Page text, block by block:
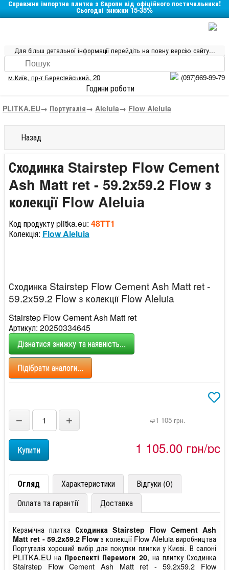
Справжня імпортна плитка з Європи від офіційного постачальника!
Сьогодні знижки 15-35%
Для більш детальної інформації перейдіть на повну версію сайту...
м.Київ, пр-т Берестейський, 20 (097)969-99-79
Години роботи
PLITKA.EU→ Португалія→ Aleluia→ Flow Aleluia
Назад
Сходинка Stairstep Flow Cement
Ash Matt ret - 59.2x59.2 Flow з
колекції Flow Aleluia
Код продукту plitka.eu: 48TT1
Колекція: Flow Aleluia
Сходинка Stairstep Flow Cement Ash Matt ret -
59.2x59.2 Flow з колекції Flow Aleluia
Stairstep Flow Cement Ash Matt ret
Артикул: 20250334645
Дізнатися знижку та наявність...
Підібрати аналоги...
− + ➫1 105 грн.
1 105,00 грн/pc
Огляд Характеристики
Відгуки (0)
Оплата та гарантії
Доставка
Керамічна плитка Сходинка Stairstep Flow Cement Ash
Matt ret - 59.2x59.2 Flowз колекції Flow Aleluia виробництва
Португалія хороший вибір для покупки плитки у Києві. В салоні
PLITKA.EU на Проспекті Перемоги 20, на плитку Сходинка
Stairstep Flow Cement Ash Matt ret - 59.2x59.2 Flow